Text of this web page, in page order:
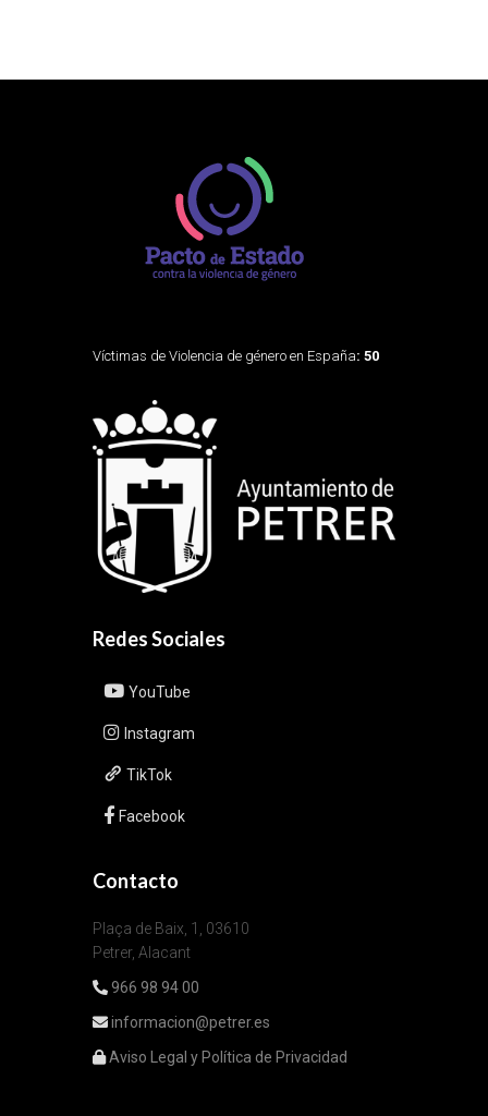
Víctimas de Violencia de género en España: 50
Redes Sociales
YouTube
Instagram
TikTok
Facebook
Contacto
Plaça de Baix, 1, 03610
Petrer, Alacant
966 98 94 00
informacion@petrer.es
Aviso Legal y Política de Privacidad